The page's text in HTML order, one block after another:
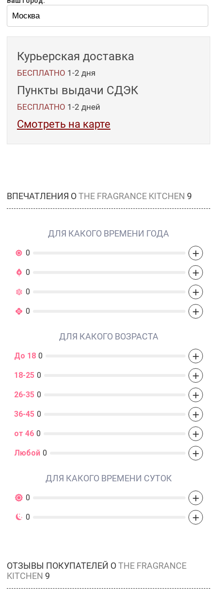
Курьерская доставка
БЕСПЛАТНО 1-2 дня
Пункты выдачи СДЭК
БЕСПЛАТНО 1-2 дней
Смотреть на карте
ВПЕЧАТЛЕНИЯ ОTHE FRAGRANCE KITCHEN 9
ДЛЯ КАКОГО ВРЕМЕНИ ГОДА
0 +
0 +
0 +
0 +
ДЛЯ КАКОГО ВОЗРАСТА
До 18 0 +
18-25 0 +
26-35 0 +
36-45 0 +
от 46 0 +
Любой 0 +
ДЛЯ КАКОГО ВРЕМЕНИ СУТОК
0 +
0 +
ОТЗЫВЫ ПОКУПАТЕЛЕЙ ОTHE FRAGRANCE
KITCHEN 9